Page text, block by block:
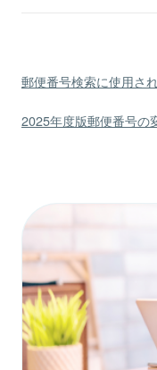
郵便番号検索に使用さ
2025年度版郵便番号の